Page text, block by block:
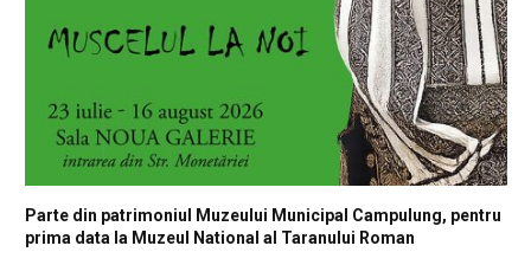
Parte din patrimoniul Muzeului Municipal Campulung, pentru
prima data la Muzeul National al Taranului Roman